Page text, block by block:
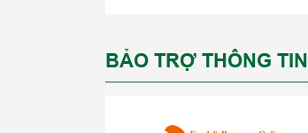
BẢO TRỢ THÔNG TIN